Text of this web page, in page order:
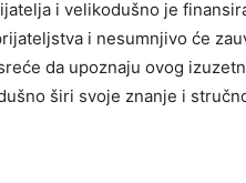
i velikodušno je
i nesumnjivo će
da upoznaju ovog
širi svoje znanje i